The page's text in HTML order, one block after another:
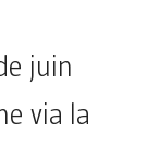
juin
via la